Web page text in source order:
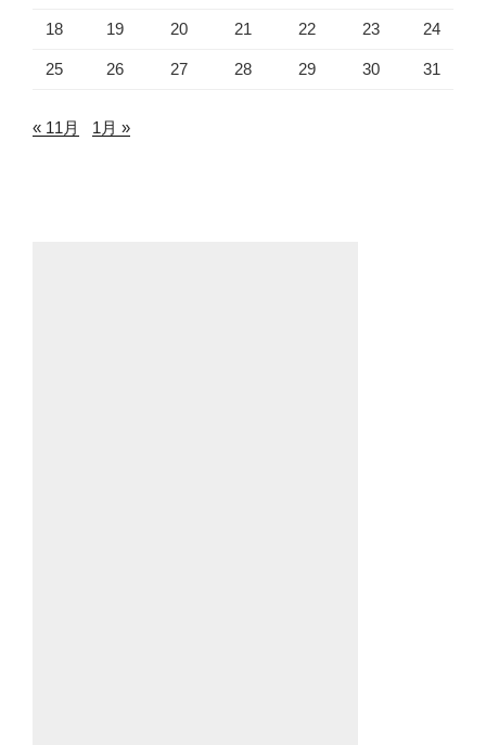
18 19 20 21 22 23 24
25 26 27 28 29 30 31
« 11月 1月 »